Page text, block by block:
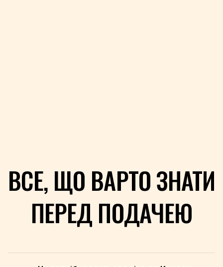
ВСЕ, ЩО ВАРТО ЗНАТИ
ПЕРЕД ПОДАЧЕЮ